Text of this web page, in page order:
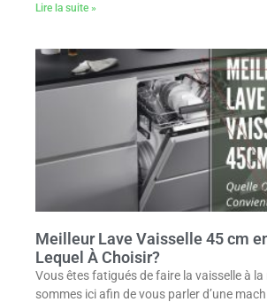
Lire la suite »
Meilleur Lave Vaisselle 45 cm
Lequel À Choisir?
Vous êtes fatigués de faire la vaisselle à
sommes ici afin de vous parler d’une